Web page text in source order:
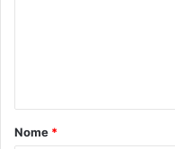
e
o
Nome *